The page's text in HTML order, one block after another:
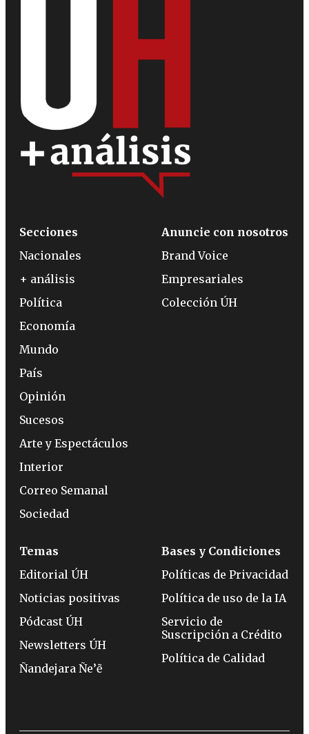
Secciones
Nacionales
+ análisis
Política
Economía
Mundo
País
Opinión
Sucesos
Arte y Espectáculos
Interior
Correo Semanal
Sociedad
Anuncie con nosotros
Brand Voice
Empresariales
Colección ÚH
Temas
Editorial ÚH
Noticias positivas
Pódcast ÚH
Newsletters ÚH
Ñandejara Ñe’ẽ
Bases y Condiciones
Políticas de Privacidad
Política de uso de la IA
Servicio de
Suscripción a Crédito
Política de Calidad